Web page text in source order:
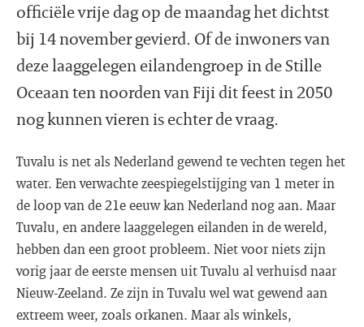
officiële vrije dag op de maandag het dichtst
bij 14 november gevierd. Of de inwoners van
deze laaggelegen eilandengroep in de Stille
Oceaan ten noorden van Fiji dit feest in 2050
nog kunnen vieren is echter de vraag.
Tuvalu is net als Nederland gewend te vechten tegen het
water. Een verwachte zeespiegelstijging van 1 meter in
de loop van de 21e eeuw kan Nederland nog aan. Maar
Tuvalu, en andere laaggelegen eilanden in de wereld,
hebben dan een groot probleem. Niet voor niets zijn
vorig jaar de eerste mensen uit Tuvalu al verhuisd naar
Nieuw-Zeeland. Ze zijn in Tuvalu wel wat gewend aan
extreem weer, zoals orkanen. Maar als winkels,